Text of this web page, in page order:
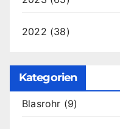
2022 (38)
Kategorien
Blasrohr (9)